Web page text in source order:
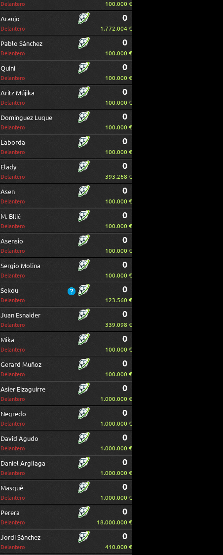
Delantero 100.000 €
Araujo
Delantero
0
1.772.004 €
Pablo Sánchez
Delantero
0
100.000 €
Quini
Delantero
0
100.000 €
Aritz Mújika
Delantero
0
100.000 €
Dominguez Luque
Delantero
0
100.000 €
Laborda
Delantero
0
100.000 €
Elady
Delantero
0
393.268 €
Asen
Delantero
0
100.000 €
M. Bilić
Delantero
0
100.000 €
Asensio
Delantero
0
100.000 €
Sergio Molina
Delantero
0
100.000 €
Sekou
Delantero
0
123.560 €
Juan Esnaider
Delantero
0
339.098 €
Mika
Delantero
0
100.000 €
Gerard Muñoz
Delantero
0
100.000 €
Asier Eizaguirre
Delantero
0
1.000.000 €
Negredo
Delantero
0
1.000.000 €
David Agudo
Delantero
0
1.000.000 €
Daniel Argilaga
Delantero
0
1.000.000 €
Masqué
Delantero
0
1.000.000 €
Perera
Delantero
0
18.000.000 €
Jordi Sánchez
Delantero
0
410.000 €